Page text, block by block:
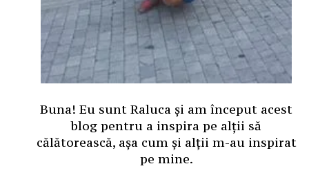
Buna! Eu sunt Raluca și am început acest
blog pentru a inspira pe alții să
călătorească, așa cum și alții m-au inspirat
pe mine.